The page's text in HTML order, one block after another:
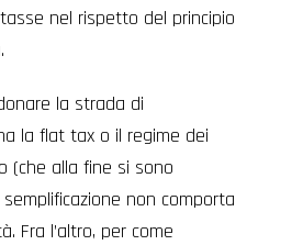
nel rispetto del principio
la strada di
la flat tax o il regime dei
(che alla fine si sono
non comporta
Fra l’altro, per come